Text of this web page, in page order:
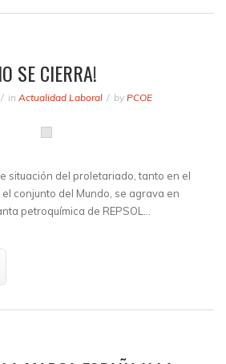
SE CIERRA!
in Actualidad Laboral by PCOE
situación del proletariado, tanto en el
conjunto del Mundo, se agrava en
petroquímica de REPSOL…